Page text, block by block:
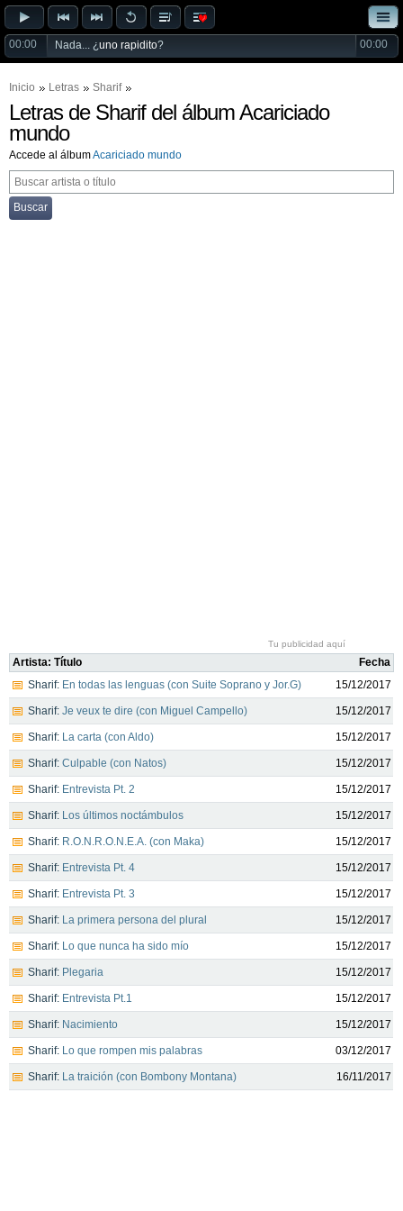
00:00 Nada... ¿uno rapidito? 00:00
Inicio Letras Sharif
Letras de Sharif del álbum Acariciado
mundo
Accede al álbumAcariciado mundo
Buscar
Tu publicidad aquí
Artista: Título
Fecha
Sharif: En todas las lenguas (con Suite Soprano y Jor.G) 15/12/2017
Sharif: Je veux te dire (con Miguel Campello) 15/12/2017
Sharif: La carta (con Aldo) 15/12/2017
Sharif: Culpable (con Natos) 15/12/2017
Sharif: Entrevista Pt. 2 15/12/2017
Sharif: Los últimos noctámbulos 15/12/2017
Sharif: R.O.N.R.O.N.E.A. (con Maka) 15/12/2017
Sharif: Entrevista Pt. 4 15/12/2017
Sharif: Entrevista Pt. 3 15/12/2017
Sharif: La primera persona del plural 15/12/2017
Sharif: Lo que nunca ha sido mío 15/12/2017
Sharif: Plegaria 15/12/2017
Sharif: Entrevista Pt.1 15/12/2017
Sharif: Nacimiento 15/12/2017
Sharif: Lo que rompen mis palabras 03/12/2017
Sharif: La traición (con Bombony Montana) 16/11/2017